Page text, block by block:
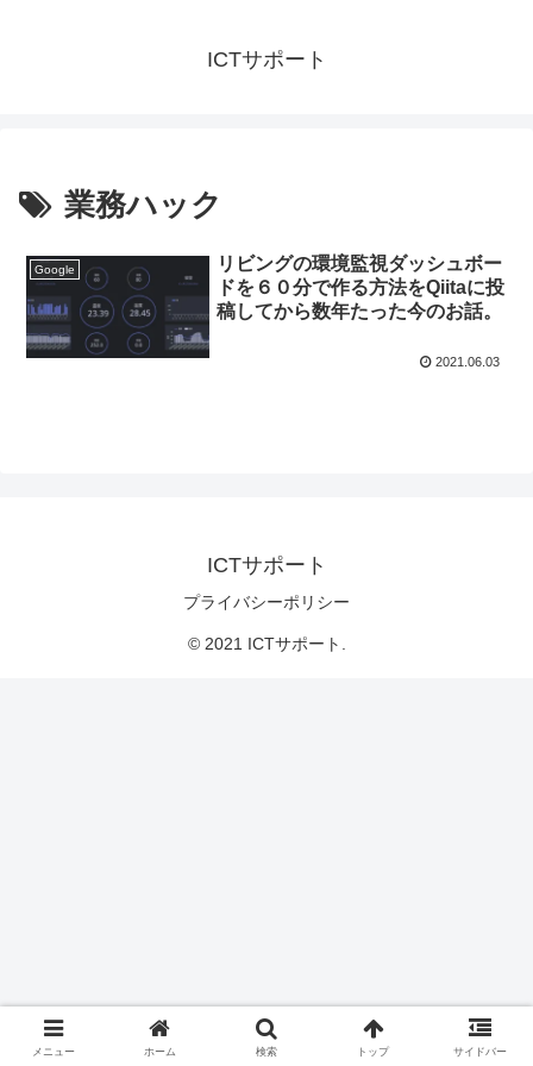
ICTサポート
業務ハック
Google
リビングの環境監視ダッシュボー
ドを６０分で作る方法をQiitaに投
稿してから数年たった今のお話。
2021.06.03
ICTサポート
プライバシーポリシー
© 2021 ICTサポート.
メニュー ホーム 検索 トップ サイドバー